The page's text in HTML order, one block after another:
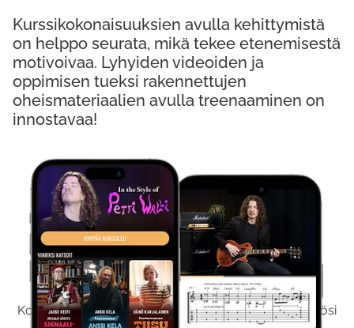
Kokeile Ilmaiseksi
Kokeilemalla ilmaiseksi saat koko sisältömme käyttöösi
Kurssikokonaisuuksien avulla kehittymistä
on helppo seurata, mikä tekee etenemisestä
motivoivaa. Lyhyiden videoiden ja
oppimisen tueksi rakennettujen
oheismateriaalien avulla treenaaminen on
innostavaa!